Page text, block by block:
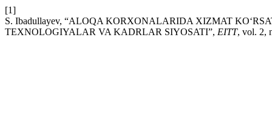
[1]
S. Ibadullayev, “ALOQA KORXONALARIDA XIZMAT
TEXNOLOGIYALAR VA KADRLAR SIYOSATI”, EITT, vol. 2,